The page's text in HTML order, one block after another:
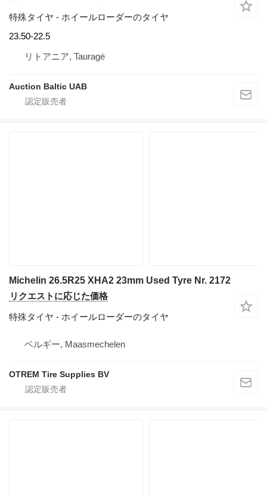
特殊タイヤ - ホイールローダーのタイヤ
23.50-22.5
リトアニア, Tauragė
Auction Baltic UAB
Michelin 26.5R25 XHA2 23mm Used Tyre Nr. 2172
リクエストに応じた価格
特殊タイヤ - ホイールローダーのタイヤ
ベルギー, Maasmechelen
OTREM Tire Supplies BV